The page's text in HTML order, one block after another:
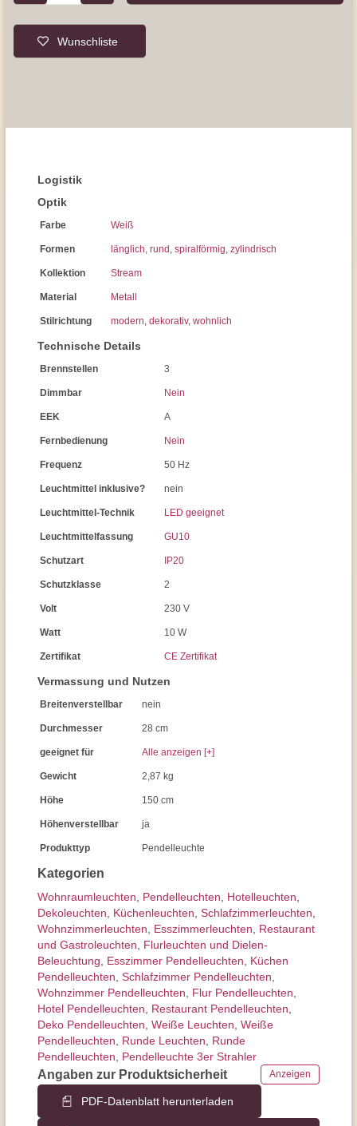
Wunschliste
Kategorien
Wohnraum­leuchten Pendel­leuchten Hotelleuchten
Dekoleuchten
Küchenleuchten Schlafzimmer­leuchten
Wohnzimmer­leuchten
Esszimmer­­leuchten
Restaurant
und Gastroleuchten
Flurleuchten und Dielen-
Beleuchtung
Esszimmer Pendelleuchten
Küchen
Pendelleuchten Schlafzimmer Pendelleuchten
Wohnzimmer Pendelleuchten
Flur Pendelleuchten
Hotel Pendelleuchten
Restaurant Pendelleuchten
Deko Pendelleuchten Weiße Leuchten Weiße
Pendelleuchten
Runde Leuchten
Runde
Pendelleuchten
Pendelleuchte 3er Strahler
Angaben zur Produktsicherheit Anzeigen
PDF-Datenblatt herunterladen
Logistik
Optik
Farbe Weiß
Formen länglich, rund , spiralförmig, zylindrisch
Kollektion Stream
Material Metall
Stilrichtung modern, dekorativ, wohnlich
Technische Details
Brennstellen 3
Dimmbar Nein
EEK A
Fernbedienung Nein
Frequenz 50 Hz
Leuchtmittel inklusive? nein
Leuchtmittel-Technik LED geeignet
Leuchtmittelfassung GU10
Schutzart IP20
Schutzklasse 2
Volt 230 V
Watt 10 W
Zertifikat CE Zertifikat
Vermassung und Nutzen
Breitenverstellbar nein
Durchmesser 28 cm
geeignet für Alle anzeigen [+]
Gewicht 2,87 kg
Höhe 150 cm
Höhenverstellbar ja
Produkttyp Pendelleuchte